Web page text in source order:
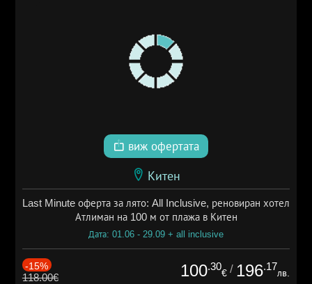
виж офертата
Китен
Last Minute оферта за лято: All Inclusive, реновиран хотел
Атлиман на 100 м от плажа в Китен
Дата: 01.06 - 29.09 + all inclusive
-15%
118.00€ 100.30
€ / 196.17
лв.